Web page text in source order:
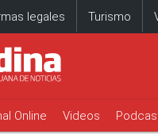
legales Turismo
Online Videos